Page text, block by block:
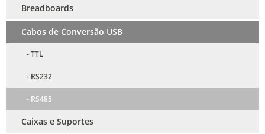
Breadboards
Cabos de Conversão USB
- TTL
- RS232
- RS485
Caixas e Suportes